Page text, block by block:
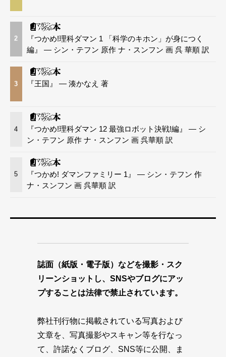
2
『つかめ!理科ダマン 1 「科学のキホン」が身につく
編』 — シン・テフン 原作 ナ・スンフン 画 呉 華順 訳
3 『王国』 — 湊かなえ 著
4
『つかめ!理科ダマン 12 最強ロボット決戦!編』 — シ
ン・テフン 原作 ナ・スンフン 画 呉華順 訳
5
『つかめ! ダマンファミリー 1』 — シン・テフン 作
ナ・スンフン 画 呉華順 訳
誌面（紙版・電子版）などを撮影・スク
リーンショットし、SNSやブログにアッ
プすることは法律で禁止されています。
弊社刊行物に掲載されている写真および
文章を、写真撮影やスキャン等を行なっ
て、許諾なくブログ、SNS等に公開、ま